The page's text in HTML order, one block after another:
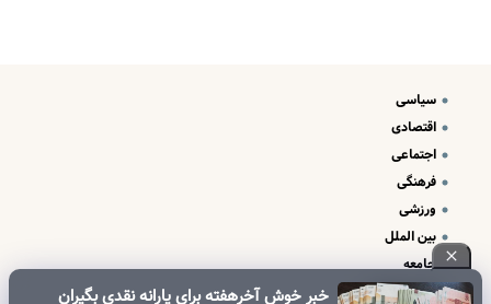
خبر خوش آخرهفته برای یارانه نقدی بگیران
سیاسی
اقتصادی
اجتماعی
فرهنگی
ورزشی
بین الملل
جامعه
علم و فناوری